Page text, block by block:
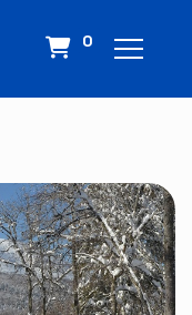
0